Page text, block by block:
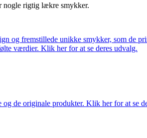
nogle rigtig lækre smykker.
og fremstillede unikke smykker, som de
værdier. Klik her for at se deres udvalg.
de originale produkter. Klik her for at se